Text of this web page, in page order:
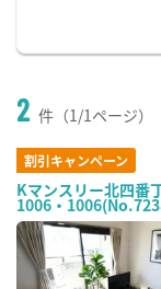
2 件（1/1ページ）
割引キャンペーン
Kマンスリー北四番
1006・